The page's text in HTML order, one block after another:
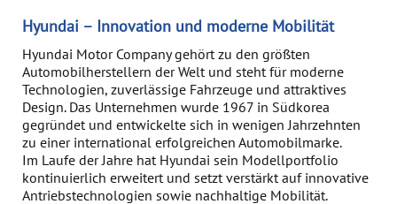
Hyundai – Innovation und moderne Mobilität
Hyundai Motor Company gehört zu den größten
Automobilherstellern der Welt und steht für moderne
Technologien, zuverlässige Fahrzeuge und attraktives
Design. Das Unternehmen wurde 1967 in Südkorea
gegründet und entwickelte sich in wenigen Jahrzehnten
zu einer international erfolgreichen Automobilmarke.
Im Laufe der Jahre hat Hyundai sein Modellportfolio
kontinuierlich erweitert und setzt verstärkt auf innovative
Antriebstechnologien sowie nachhaltige Mobilität.